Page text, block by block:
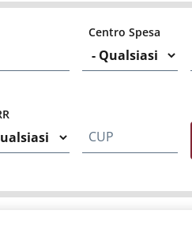
Centro Spesa
CUP